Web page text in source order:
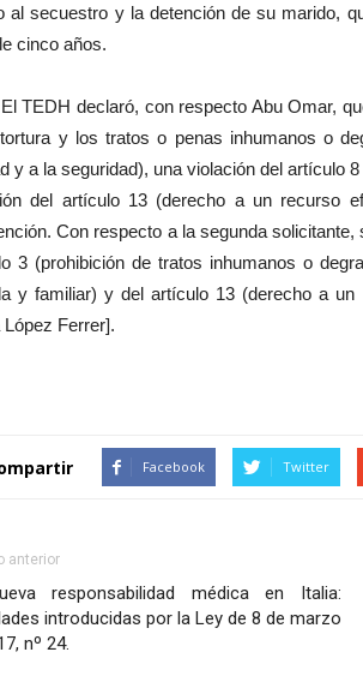
al secuestro y la detención de su marido,
cinco años.
TEDH declaró, con respecto Abu Omar,
y los tratos o penas inhumanos o
y a la seguridad), una violación del artículo
del artículo 13 (derecho a un recurso
Con respecto a la segunda
3 (prohibición de tratos inhumanos o
y familiar) y del artículo 13 (derecho a
López Ferrer].
Facebook Twitter
anterior
responsabilidad médica en Italia:
introducidas por la Ley de 8 de marzo
nº 24.